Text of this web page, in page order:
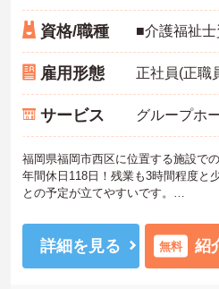
資格/職種
雇用形態 正社員(正職
サービス グループホ
福岡県福岡市西区に位置する施設での
年間休日118日！残業も3時間程度と
との予定が立てやすいです。
託児所も完備されていますので、お
してご就業していただけます。
ご興味のある方は、お気軽にお問い
詳細を見る 無料 紹